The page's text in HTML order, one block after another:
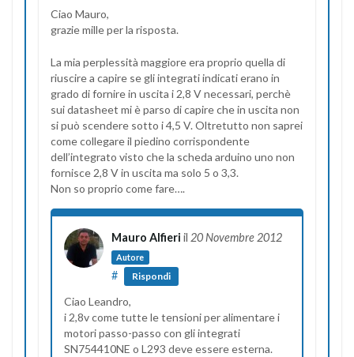
Ciao Mauro,
grazie mille per la risposta.
La mia perplessità maggiore era proprio quella di
riuscire a capire se gli integrati indicati erano in
grado di fornire in uscita i 2,8 V necessari, perchè
sui datasheet mi è parso di capire che in uscita non
si può scendere sotto i 4,5 V. Oltretutto non saprei
come collegare il piedino corrispondente
dell’integrato visto che la scheda arduino uno non
fornisce 2,8 V in uscita ma solo 5 o 3,3.
Non so proprio come fare….
Mauro Alfieri il 20 Novembre 2012
Autore
# Rispondi
Ciao Leandro,
i 2,8v come tutte le tensioni per alimentare i
motori passo-passo con gli integrati
SN754410NE o L293 deve essere esterna.